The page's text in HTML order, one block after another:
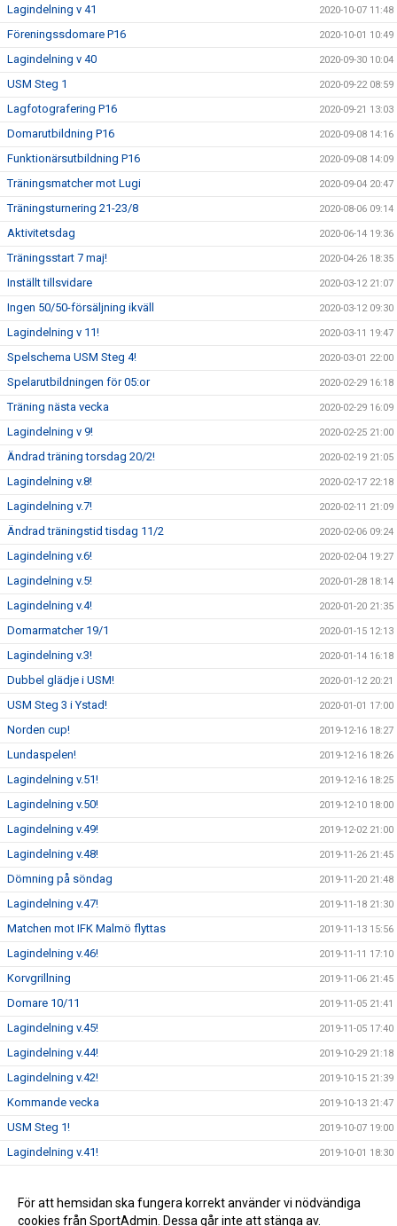
Lagindelning v 41 2020-10-07 11:48
Föreningssdomare P16 2020-10-01 10:49
Lagindelning v 40 2020-09-30 10:04
USM Steg 1 2020-09-22 08:59
Lagfotografering P16 2020-09-21 13:03
Domarutbildning P16 2020-09-08 14:16
Funktionärsutbildning P16 2020-09-08 14:09
Träningsmatcher mot Lugi 2020-09-04 20:47
Träningsturnering 21-23/8 2020-08-06 09:14
Aktivitetsdag 2020-06-14 19:36
Träningsstart 7 maj! 2020-04-26 18:35
Inställt tillsvidare 2020-03-12 21:07
Ingen 50/50-försäljning ikväll 2020-03-12 09:30
Lagindelning v 11! 2020-03-11 19:47
Spelschema USM Steg 4! 2020-03-01 22:00
Spelarutbildningen för 05:or 2020-02-29 16:18
Träning nästa vecka 2020-02-29 16:09
Lagindelning v 9! 2020-02-25 21:00
Ändrad träning torsdag 20/2! 2020-02-19 21:05
Lagindelning v.8! 2020-02-17 22:18
Lagindelning v.7! 2020-02-11 21:09
Ändrad träningstid tisdag 11/2 2020-02-06 09:24
Lagindelning v.6! 2020-02-04 19:27
Lagindelning v.5! 2020-01-28 18:14
Lagindelning v.4! 2020-01-20 21:35
Domarmatcher 19/1 2020-01-15 12:13
Lagindelning v.3! 2020-01-14 16:18
Dubbel glädje i USM! 2020-01-12 20:21
USM Steg 3 i Ystad! 2020-01-01 17:00
Norden cup! 2019-12-16 18:27
Lundaspelen! 2019-12-16 18:26
Lagindelning v.51! 2019-12-16 18:25
Lagindelning v.50! 2019-12-10 18:00
Lagindelning v.49! 2019-12-02 21:00
Lagindelning v.48! 2019-11-26 21:45
Dömning på söndag 2019-11-20 21:48
Lagindelning v.47! 2019-11-18 21:30
Matchen mot IFK Malmö flyttas 2019-11-13 15:56
Lagindelning v.46! 2019-11-11 17:10
Korvgrillning 2019-11-06 21:45
Domare 10/11 2019-11-05 21:41
Lagindelning v.45! 2019-11-05 17:40
Lagindelning v.44! 2019-10-29 21:18
Lagindelning v.42! 2019-10-15 21:39
Kommande vecka 2019-10-13 21:47
USM Steg 1! 2019-10-07 19:00
Lagindelning v.41! 2019-10-01 18:30
Lyckad resa till Ungern! 2019-08-29 18:15
För att hemsidan ska fungera korrekt använder vi nödvändiga
cookies från SportAdmin. Dessa går inte att stänga av.